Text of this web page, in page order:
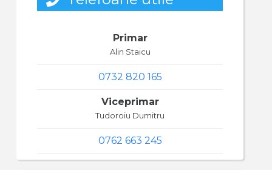
Primar
Alin Staicu
0732 820 165
Viceprimar
Tudoroiu Dumitru
0762 663 245